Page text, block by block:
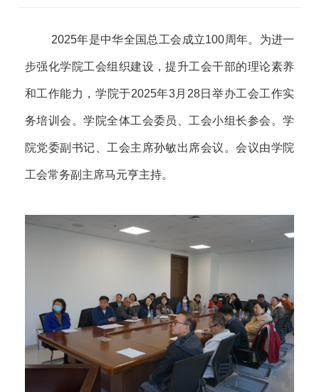
2025年是中华全国总工会成立100周年。为进一
步强化学院工会组织建设，提升工会干部的理论素养
和工作能力，学院于2025年3月28日举办工会工作实
务培训会。学院全体工会委员、工会小组长参会。学
院党委副书记、工会主席孙敏出席会议。会议由学院
工会常务副主席马元亨主持。